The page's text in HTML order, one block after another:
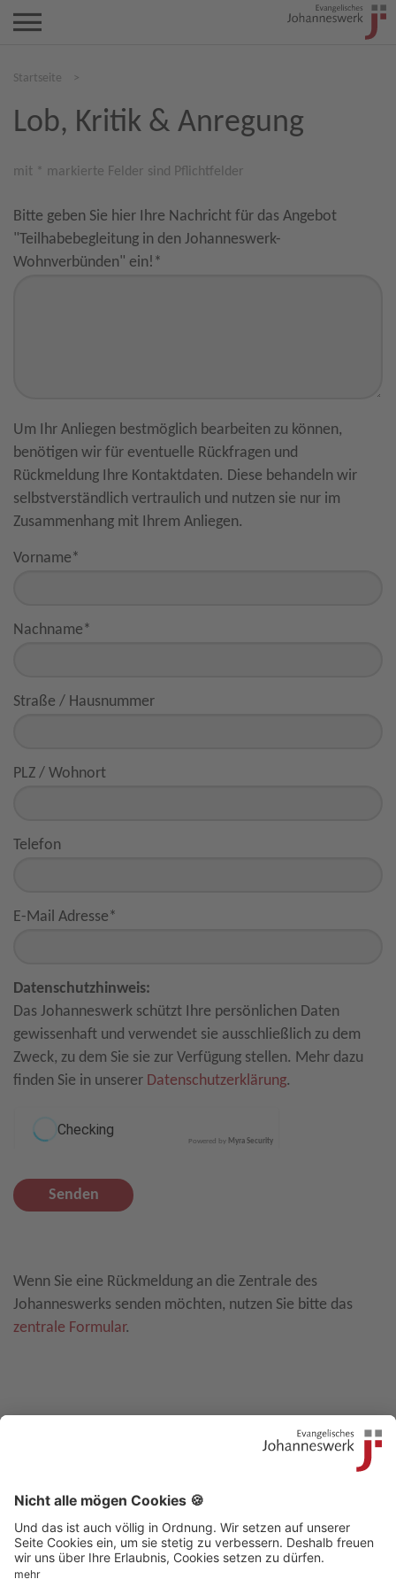
Startseite >
Lob, Kritik & Anregung
mit * markierte Felder sind Pflichtfelder
Bitte geben Sie hier Ihre Nachricht für das Angebot
"Teilhabebegleitung in den Johanneswerk-
Wohnverbünden" ein! *
Um Ihr Anliegen bestmöglich bearbeiten zu können,
benötigen wir für eventuelle Rückfragen und
Rückmeldung Ihre Kontaktdaten. Diese behandeln wir
selbstverständlich vertraulich und nutzen sie nur im
Zusammenhang mit Ihrem Anliegen.
Vorname*
Nachname*
Straße / Hausnummer
PLZ / Wohnort
Telefon
E-Mail Adresse*
Datenschutzhinweis:
Das Johanneswerk schützt Ihre persönlichen Daten
gewissenhaft und verwendet sie ausschließlich zu dem
Zweck, zu dem Sie sie zur Verfügung stellen. Mehr dazu
finden Sie in unserer Datenschutzerklärung.
Powered by Myra Security
Senden
Wenn Sie eine Rückmeldung an die Zentrale des
Johanneswerks senden möchten, nutzen Sie bitte das
zentrale Formular.